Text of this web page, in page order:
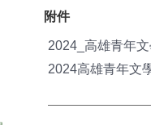
附件
2024_高雄青年
2024高雄青年文